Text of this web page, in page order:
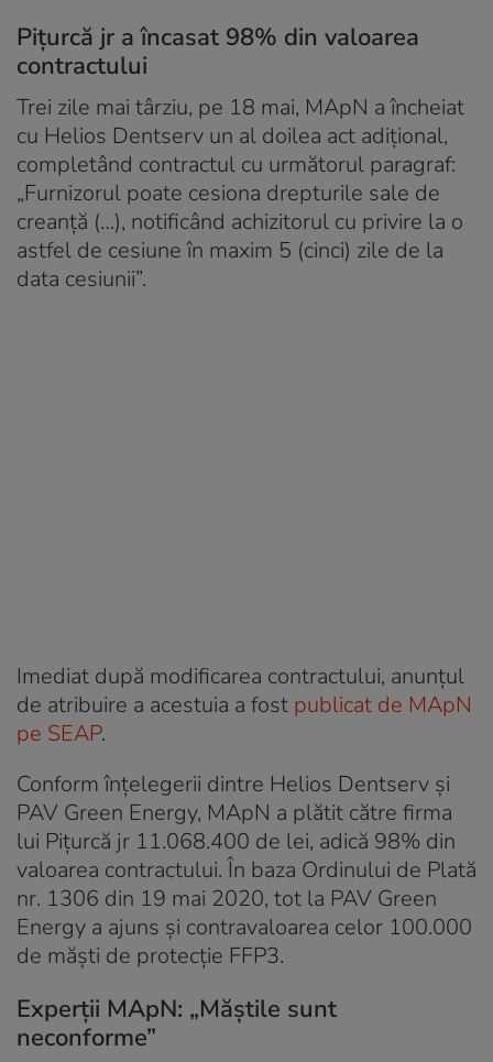
Piţurcă jr a încasat 98% din valoarea
contractului
Trei zile mai târziu, pe 18 mai, MApN a încheiat
cu Helios Dentserv un al doilea act adițional,
completând contractul cu următorul paragraf:
„Furnizorul poate cesiona drepturile sale de
creanță (…), notificând achizitorul cu privire la o
astfel de cesiune în maxim 5 (cinci) zile de la
data cesiunii”.
Imediat după modificarea contractului, anunţul
de atribuire a acestuia a fost publicat de MApN
pe SEAP.
Conform înţelegerii dintre Helios Dentserv şi
PAV Green Energy, MApN a plătit către firma
lui Piţurcă jr 11.068.400 de lei, adică 98% din
valoarea contractului. În baza Ordinului de Plată
nr. 1306 din 19 mai 2020, tot la PAV Green
Energy a ajuns şi contravaloarea celor 100.000
de măști de protecție FFP3.
Experţii MApN: „Măştile sunt
neconforme”